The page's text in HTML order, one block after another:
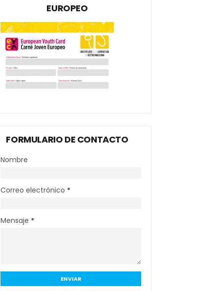
EUROPEO
FORMULARIO DE CONTACTO
Nombre
Correo electrónico *
Mensaje *